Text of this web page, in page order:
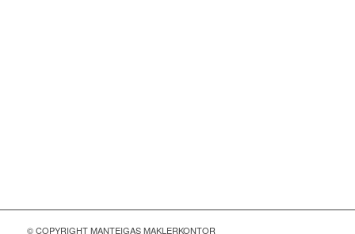
© COPYRIGHT MANTEIGAS MAKLERKONTOR